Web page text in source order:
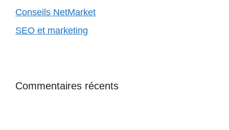
Conseils NetMarket
SEO et marketing
Commentaires récents